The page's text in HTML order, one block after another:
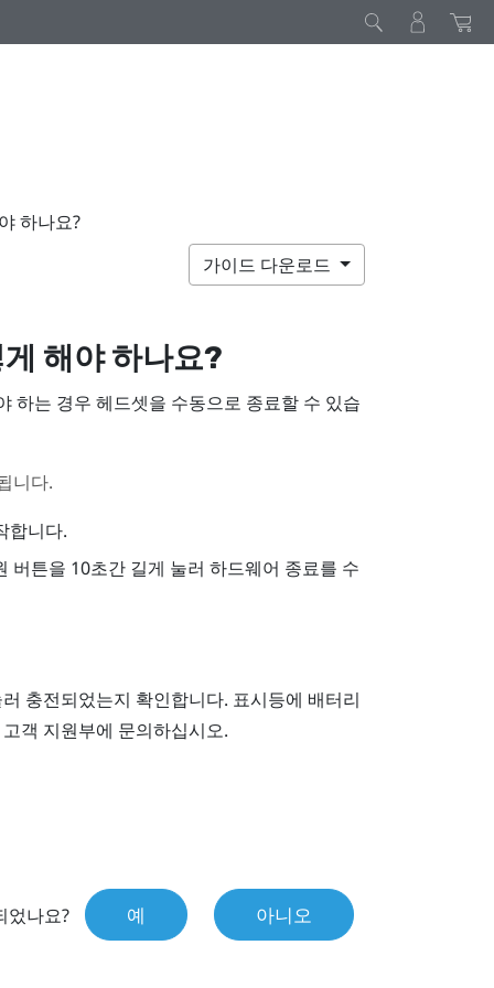
하나요?
가이드 다운로드
해야 하나요?
하는 경우 헤드셋을 수동으로 종료할 수 있습
니다.
합니다.
버튼을 10초간 길게 눌러 하드웨어 종료를 수
충전되었는지 확인합니다. 표시등에 배터리
객 지원부에 문의하십시오.
었나요? 예 아니오